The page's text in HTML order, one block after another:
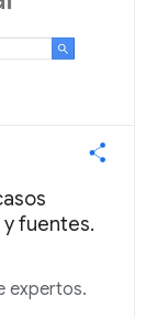
fuentes.
expertos.